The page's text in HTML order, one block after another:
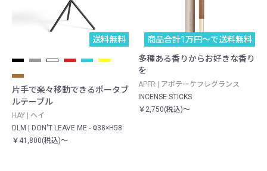
送料無料
片手で楽々移動できるポータブ
ルテーブル
HAY | ヘイ
DLM | DON'T LEAVE ME - Φ38×H58
￥41,800(税込)～
商品合計1万円〜で送料無料
多種ある香りからお好きな香り
を
APFR | アポテーケフレグランス
INCENSE STICKS
￥2,750(税込)～